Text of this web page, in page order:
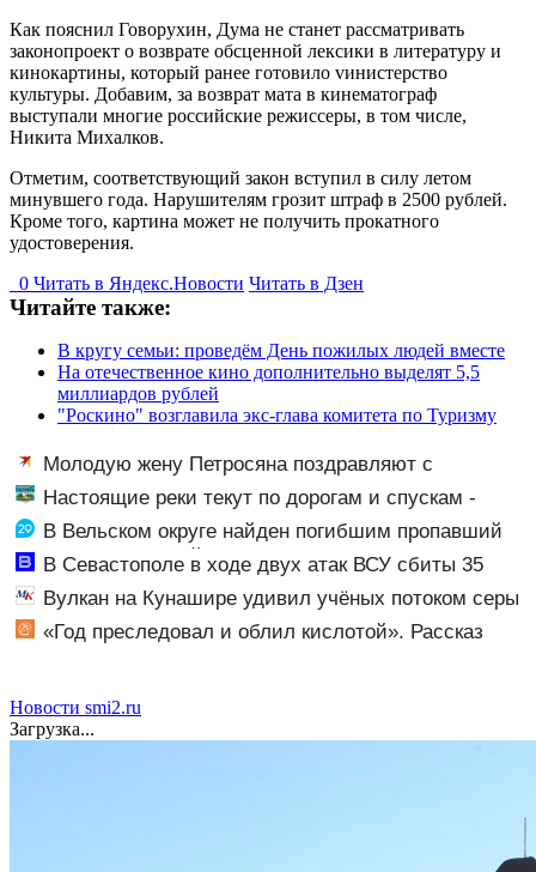
Как пояснил Говорухин, Дума не станет рассматривать
законопроект о возврате обсценной лексики в литературу и
кинокартины, который ранее готовило vинистерство
культуры. Добавим, за возврат мата в кинематограф
выступали многие российские режиссеры, в том числе,
Никита Михалков.
Отметим, соответствующий закон вступил в силу летом
минувшего года. Нарушителям грозит штраф в 2500 рублей.
Кроме того, картина может не получить прокатного
удостоверения.
0 Читать в Яндекс.Новости Читать в Дзен
Читайте также:
В кругу семьи: проведём День пожилых людей вместе
На отечественное кино дополнительно выделят 5,5
миллиардов рублей
"Роскино" возглавила экс-глава комитета по Туризму
Молодую жену Петросяна поздравляют с
беременностью
Настоящие реки текут по дорогам и спускам -
шторм «нарезал задач» горожанам и службам
Сызрани
В Вельском округе найден погибшим пропавший
полуторагодовалый ребёнок
В Севастополе в ходе двух атак ВСУ сбиты 35
беспилотников - Новости на Вести.ru
Вулкан на Кунашире удивил учёных потоком серы
«Год преследовал и облил кислотой». Рассказ
Новости smi2.ru
Загрузка...